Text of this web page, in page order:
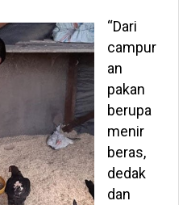
“Dari
campur
an
pakan
berupa
menir
beras,
dedak
dan